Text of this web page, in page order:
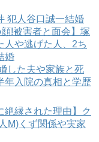
犯人谷口誠一結婚
!被害者と面会】塚
人や逃げた人、2ち
婚
した夫や家族と死
年入院の真相と学歴
絶縁された理由】ク
M)くず関係や実家